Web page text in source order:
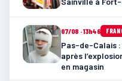
07/08 · 13h46
Pas-de-Calais
après
en magasin